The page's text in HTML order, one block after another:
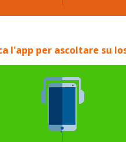
l'app per ascoltare su